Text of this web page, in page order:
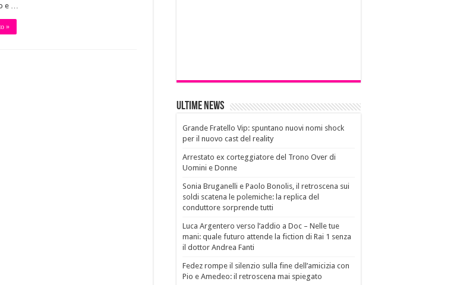
e …
»
Ultime News
Grande Fratello Vip: spuntano nuovi nomi shock
per il nuovo cast del reality
Arrestato ex corteggiatore del Trono Over di
Uomini e Donne
Sonia Bruganelli e Paolo Bonolis, il retroscena sui
soldi scatena le polemiche: la replica del
conduttore sorprende tutti
Luca Argentero verso l’addio a Doc – Nelle tue
mani: quale futuro attende la fiction di Rai 1 senza
il dottor Andrea Fanti
Fedez rompe il silenzio sulla fine dell’amicizia con
Pio e Amedeo: il retroscena mai spiegato